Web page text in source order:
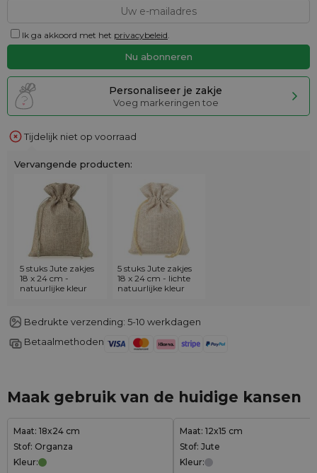
Ik ga akkoord met het privacybeleid
Personaliseer je zakje
Voeg markeringen toe
Tijdelijk niet op voorraad
Vervangende producten:
5 stuks Jute zakjes
18 x 24 cm -
natuurlijke kleur
5 stuks Jute zakjes
18 x 24 cm - lichte
natuurlijke kleur
Bedrukte verzending: 5-10 werkdagen
Betaalmethoden
Maak gebruik van de huidige kansen
Maat: 18x24 cm
Stof: Organza
Kleur:
Maat: 12x15 cm
Stof: Jute
Kleur: